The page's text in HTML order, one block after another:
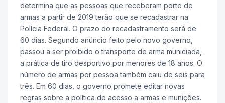
determina que as pessoas que receberam porte de
armas a partir de 2019 terão que se recadastrar na
Polícia Federal. O prazo do recadastramento será de
60 dias. Segundo anúncio feito pelo novo governo,
passou a ser proibido o transporte de arma municiada,
a prática de tiro desportivo por menores de 18 anos. O
número de armas por pessoa também caiu de seis para
três. Em 60 dias, o governo promete editar novas
regras sobre a política de acesso a armas e munições.